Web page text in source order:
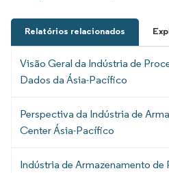
Relatórios relacionados
Visão Geral da Indústria de
Dados da Ásia-Pacífico
Perspectiva da Indústria de
Center Ásia-Pacífico
Indústria de Armazenamento de